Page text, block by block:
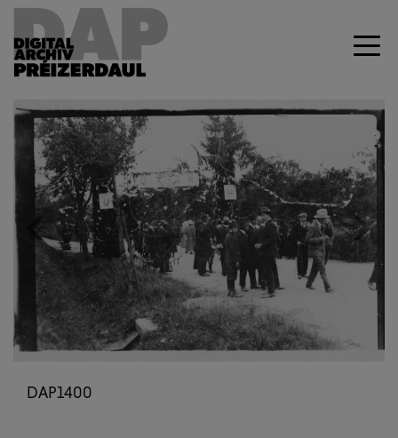
Previous Next
DAP1400